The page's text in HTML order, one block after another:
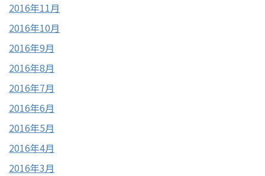
2016年11月
2016年10月
2016年9月
2016年8月
2016年7月
2016年6月
2016年5月
2016年4月
2016年3月